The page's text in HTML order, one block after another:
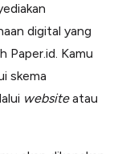
digital yang
Paper.id. Kamu
skema
websiteatau